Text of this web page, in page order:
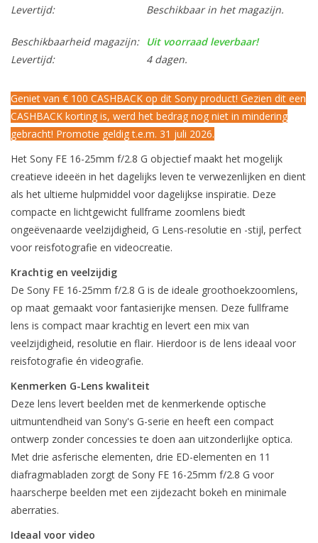
Levertijd:
Beschikbaar in het magazijn.
Beschikbaarheid magazijn:
Uit voorraad leverbaar!
Levertijd:
4 dagen.
Geniet van € 100 CASHBACK op dit Sony product! Gezien dit een
CASHBACK korting is, werd het bedrag nog niet in mindering
gebracht! Promotie geldig t.e.m. 31 juli 2026.
Het Sony FE 16-25mm f/2.8 G objectief maakt het mogelijk
creatieve ideeën in het dagelijks leven te verwezenlijken en dient
als het ultieme hulpmiddel voor dagelijkse inspiratie. Deze
compacte en lichtgewicht fullframe zoomlens biedt
ongeëvenaarde veelzijdigheid, G Lens-resolutie en -stijl, perfect
voor reisfotografie en videocreatie.
Krachtig en veelzijdig
De Sony FE 16-25mm f/2.8 G is de ideale groothoekzoomlens,
op maat gemaakt voor fantasierijke mensen. Deze fullframe
lens is compact maar krachtig en levert een mix van
veelzijdigheid, resolutie en flair. Hierdoor is de lens ideaal voor
reisfotografie én videografie.
Kenmerken G-Lens kwaliteit
Deze lens levert beelden met de kenmerkende optische
uitmuntendheid van Sony's G-serie en heeft een compact
ontwerp zonder concessies te doen aan uitzonderlijke optica.
Met drie asferische elementen, drie ED-elementen en 11
diafragmabladen zorgt de Sony FE 16-25mm f/2.8 G voor
haarscherpe beelden met een zijdezacht bokeh en minimale
aberraties.
Ideaal voor video